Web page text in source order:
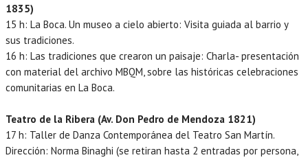
1835)
15 h: La Boca. Un museo a cielo abierto: Visita guiada al barrio y
sus tradiciones.
16 h: Las tradiciones que crearon un paisaje: Charla- presentación
con material del archivo MBQM, sobre las históricas celebraciones
comunitarias en La Boca.
Teatro de la Ribera (Av. Don Pedro de Mendoza 1821)
17 h: Taller de Danza Contemporánea del Teatro San Martín.
Dirección: Norma Binaghi (se retiran hasta 2 entradas por persona,